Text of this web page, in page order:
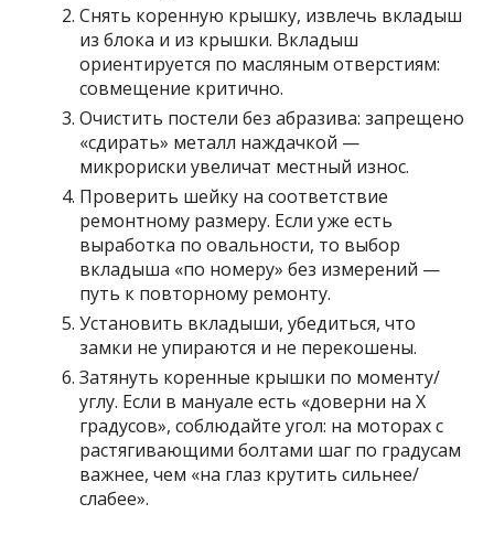
Снять коренную крышку, извлечь вкладыш
из блока и из крышки. Вкладыш
ориентируется по масляным отверстиям:
совмещение критично.
Очистить постели без абразива: запрещено
«сдирать» металл наждачкой —
микрориски увеличат местный износ.
Проверить шейку на соответствие
ремонтному размеру. Если уже есть
выработка по овальности, то выбор
вкладыша «по номеру» без измерений —
путь к повторному ремонту.
Установить вкладыши, убедиться, что
замки не упираются и не перекошены.
Затянуть коренные крышки по моменту/
углу. Если в мануале есть «доверни на X
градусов», соблюдайте угол: на моторах с
растягивающими болтами шаг по градусам
важнее, чем «на глаз крутить сильнее/
слабее».